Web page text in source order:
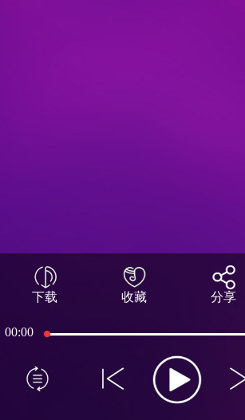
下载 收藏 分享
00:00